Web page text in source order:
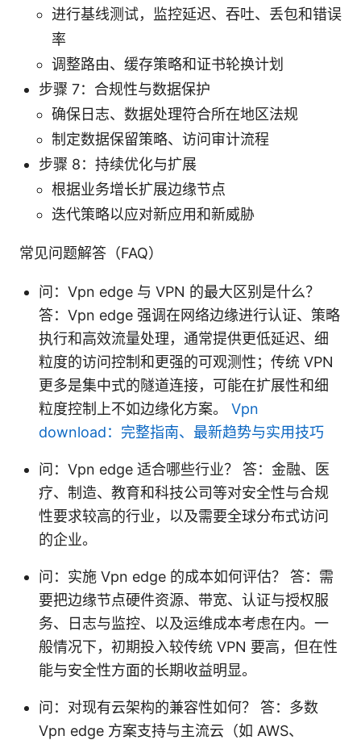
进行基线测试，监控延迟、吞吐、丢包和错误
率
调整路由、缓存策略和证书轮换计划
步骤 7：合规性与数据保护
确保日志、数据处理符合所在地区法规
制定数据保留策略、访问审计流程
步骤 8：持续优化与扩展
根据业务增长扩展边缘节点
迭代策略以应对新应用和新威胁
常见问题解答（FAQ）
问：Vpn edge 与 VPN 的最大区别是什么？
答：Vpn edge 强调在网络边缘进行认证、策略
执行和高效流量处理，通常提供更低延迟、细
粒度的访问控制和更强的可观测性；传统 VPN
更多是集中式的隧道连接，可能在扩展性和细
粒度控制上不如边缘化方案。 Vpn
download：完整指南、最新趋势与实用技巧
问：Vpn edge 适合哪些行业？ 答：金融、医
疗、制造、教育和科技公司等对安全性与合规
性要求较高的行业，以及需要全球分布式访问
的企业。
问：实施 Vpn edge 的成本如何评估？ 答：需
要把边缘节点硬件资源、带宽、认证与授权服
务、日志与监控、以及运维成本考虑在内。一
般情况下，初期投入较传统 VPN 要高，但在性
能与安全性方面的长期收益明显。
问：对现有云架构的兼容性如何？ 答：多数
Vpn edge 方案支持与主流云（如 AWS、